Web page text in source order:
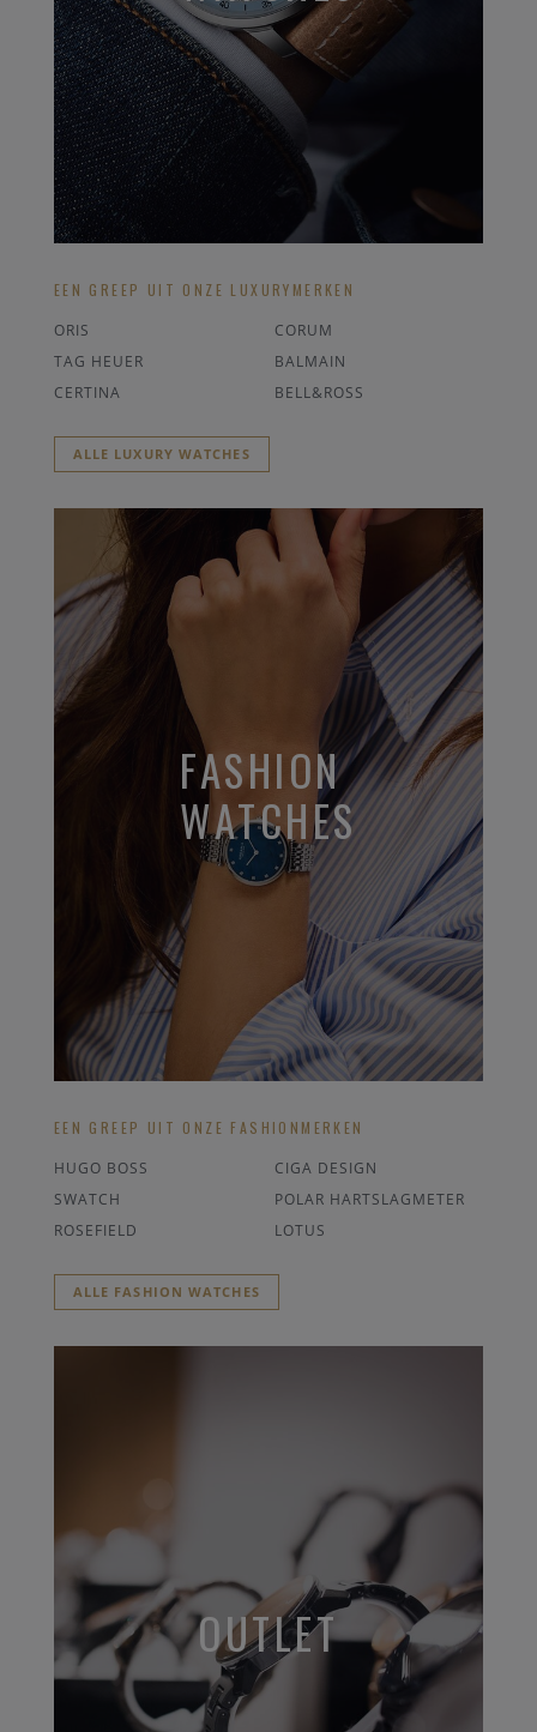
EEN GREEP UIT ONZE LUXURYMERKEN
ORIS
CORUM
TAG HEUER
BALMAIN
CERTINA
BELL&ROSS
ALLE LUXURY WATCHES
FASHION
WATCHES
EEN GREEP UIT ONZE FASHIONMERKEN
HUGO BOSS
CIGA DESIGN
SWATCH
POLAR HARTSLAGMETER
ROSEFIELD
LOTUS
ALLE FASHION WATCHES
OUTLET